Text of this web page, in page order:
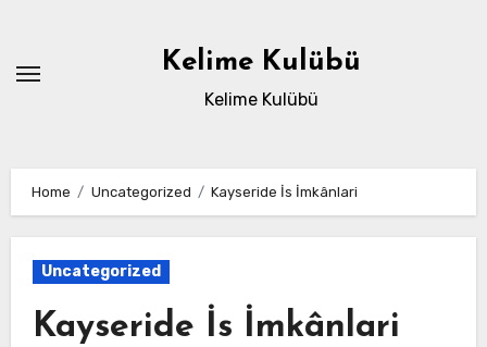
content
Kelime Kulübü
Kelime Kulübü
Home Uncategorized Kayseride İs İmkânlari
Uncategorized
Kayseride İs İmkânlari